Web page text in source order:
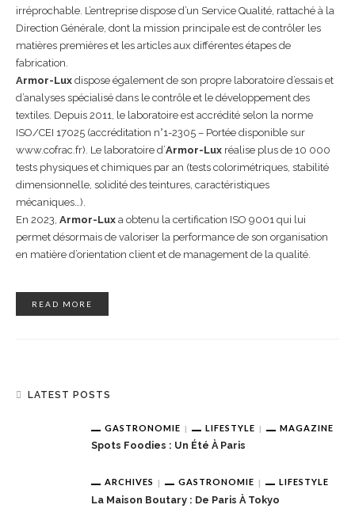
irréprochable. L’entreprise dispose d’un Service Qualité, rattaché à la
Direction Générale, dont la mission principale est de contrôler les
matières premières et les articles aux différentes étapes de
fabrication.
Armor-Lux dispose également de son propre laboratoire d’essais et
d’analyses spécialisé dans le contrôle et le développement des
textiles. Depuis 2011, le laboratoire est accrédité selon la norme
ISO/CEI 17025 (accréditation n°1-2305 – Portée disponible sur
www.cofrac.fr). Le laboratoire d’Armor-Lux réalise plus de 10 000
tests physiques et chimiques par an (tests colorimétriques, stabilité
dimensionnelle, solidité des teintures, caractéristiques
mécaniques…).
En 2023, Armor-Lux a obtenu la certification ISO 9001 qui lui
permet désormais de valoriser la performance de son organisation
en matière d’orientation client et de management de la qualité.
READ MORE
LATEST POSTS
GASTRONOMIE LIFESTYLE MAGAZINE
Spots Foodies : Un Été À Paris
ARCHIVES GASTRONOMIE LIFESTYLE
La Maison Boutary : De Paris À Tokyo